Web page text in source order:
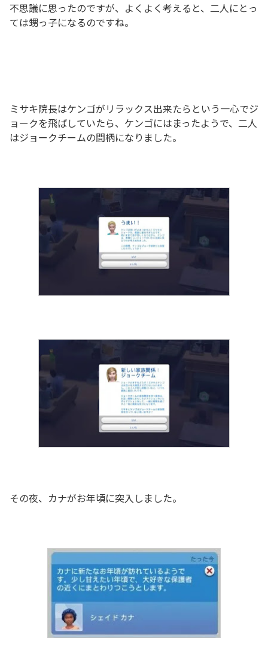
不思議に思ったのですが、よくよく考えると、二人にとっ
ては甥っ子になるのですね。
ミサキ院長はケンゴがリラックス出来たらという一心でジ
ョークを飛ばしていたら、ケンゴにはまったようで、二人
はジョークチームの間柄になりました。
その夜、カナがお年頃に突入しました。